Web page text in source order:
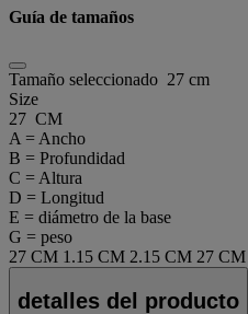
Guía de tamaños
Tamaño seleccionado 27 cm
Size
27 CM
A = Ancho
B = Profundidad
C = Altura
D = Longitud
E = diámetro de la base
G = peso
27 CM 1.15 CM 2.15 CM 27 CM
detalles del producto